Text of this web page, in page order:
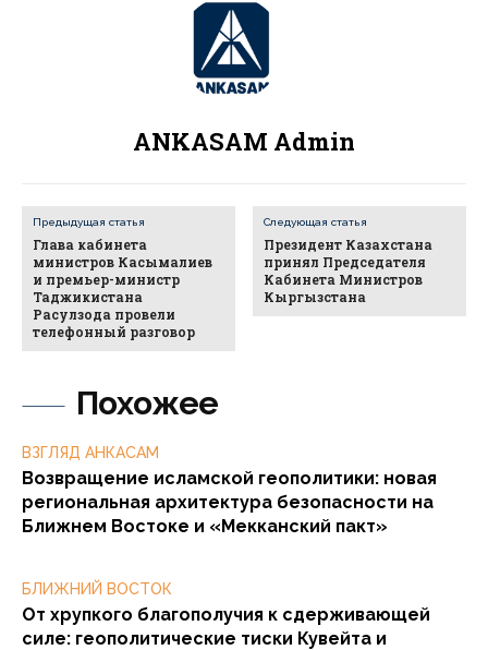
Похожее
ВЗГЛЯД АНКАСАМ
Возвращение исламской геополитики: новая
региональная архитектура безопасности на
Ближнем Востоке и «Мекканский пакт»
БЛИЖНИЙ ВОСТОК
От хрупкого благополучия к сдерживающей
силе: геополитические тиски Кувейта и
ANKASAM Admin
Предыдущая статья
Глава кабинета
министров Касымалиев
и премьер-министр
Таджикистана
Расулзода провели
телефонный разговор
Следующая статья
Президент Казахстана
принял Председателя
Кабинета Министров
Кыргызстана